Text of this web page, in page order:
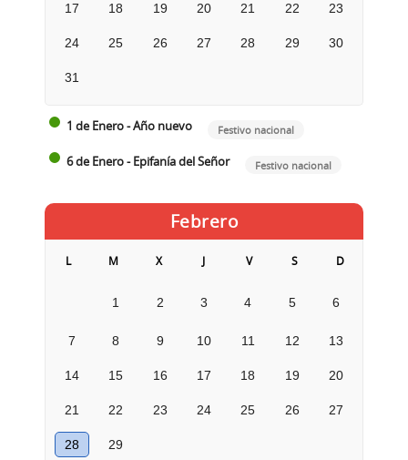
17 18 19 20 21 22 23
24 25 26 27 28 29 30
31
1 de Enero - Año nuevo Festivo nacional
6 de Enero - Epifanía del Señor Festivo nacional
Febrero
L M X J V S D
1 2 3 4 5 6
7 8 9 10 11 12 13
14 15 16 17 18 19 20
21 22 23 24 25 26 27
28 29